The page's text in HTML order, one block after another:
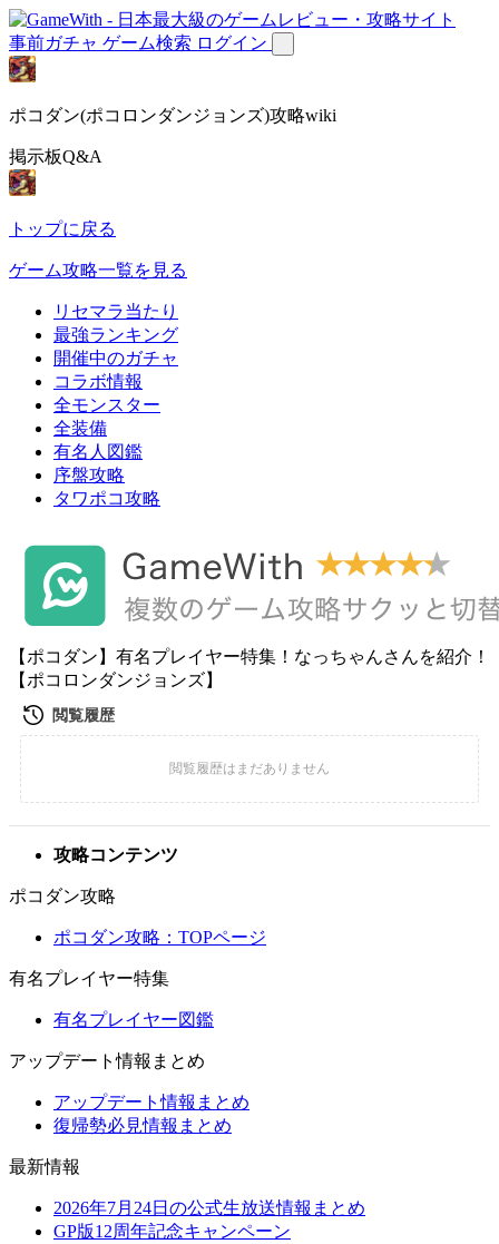
事前ガチャ ゲーム検索 ログイン
ポコダン(ポコロンダンジョンズ)攻略wiki
掲示板Q&A
トップに戻る
ゲーム攻略一覧を見る
リセマラ当たり
最強ランキング
開催中のガチャ
コラボ情報
全モンスター
全装備
有名人図鑑
序盤攻略
タワポコ攻略
【ポコダン】有名プレイヤー特集！なっちゃんさんを紹介！
【ポコロンダンジョンズ】
攻略コンテンツ
ポコダン攻略
ポコダン攻略：TOPページ
有名プレイヤー特集
有名プレイヤー図鑑
アップデート情報まとめ
アップデート情報まとめ
復帰勢必見情報まとめ
最新情報
2026年7月24日の公式生放送情報まとめ
GP版12周年記念キャンペーン